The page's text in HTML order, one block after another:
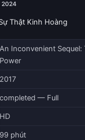
2024
Thật Kinh Hoàng
An Inconvenient Sequel:
Power
2017
completed — Full
HD
99 phút